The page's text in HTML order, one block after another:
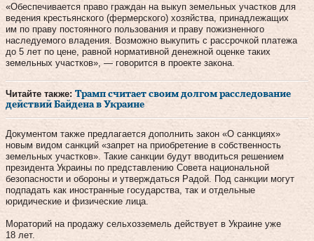
«Обеспечивается право граждан на выкуп земельных участков для
ведения крестьянского (фермерского) хозяйства, принадлежащих
им по праву постоянного пользования и праву пожизненного
наследуемого владения. Возможно выкупить с рассрочкой платежа
до 5 лет по цене, равной нормативной денежной оценке таких
земельных участков», — говорится в проекте закона.
Читайте также: Трамп считает своим долгом расследование
действий Байдена в Украине
Документом также предлагается дополнить закон «О санкциях»
новым видом санкций «запрет на приобретение в собственность
земельных участков». Такие санкции будут вводиться решением
президента Украины по представлению Совета национальной
безопасности и обороны и утверждаться Радой. Под санкции могут
подпадать как иностранные государства, так и отдельные
юридические и физические лица.
Мораторий на продажу сельхозземель действует в Украине уже
18 лет.